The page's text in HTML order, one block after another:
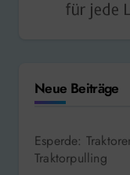
Neue Beiträge
Esperde:
Traktorpulling